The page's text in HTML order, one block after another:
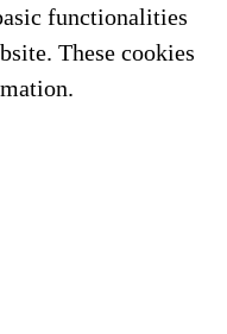
functionalities
These cookies